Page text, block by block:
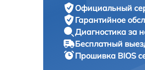
Официальный
Гарантийное
Диагностика за
Бесплатный
Прошивка BIOS